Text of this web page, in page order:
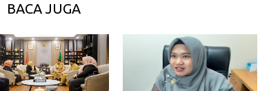
BACA JUGA